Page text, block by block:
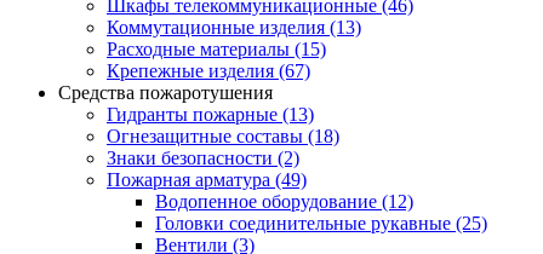
Шкафы телекоммуникационные (46)
Коммутационные изделия (13)
Расходные материалы (15)
Крепежные изделия (67)
Средства пожаротушения
Гидранты пожарные (13)
Огнезащитные составы (18)
Знаки безопасности (2)
Пожарная арматура (49)
Водопенное оборудование (12)
Головки соединительные рукавные (25)
Вентили (3)